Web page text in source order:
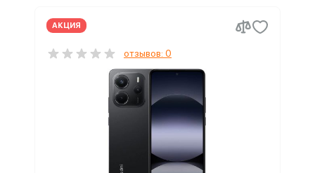
АКЦИЯ
отзывов: 0